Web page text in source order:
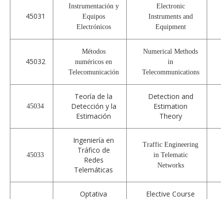
45031
Instrumentación y
Equipos
Electrónicos
Electronic
Instruments and
Equipment
45032
Métodos
numéricos en
Telecomunicación
Numerical Methods
in
Telecommunications
45034
Teoría de la
Detección y la
Estimación
Detection and
Estimation
Theory
45033
Ingeniería en
Tráfico de
Redes
Telemáticas
Traffic Engineering
in Telematic
Networks
Optativa Elective Course